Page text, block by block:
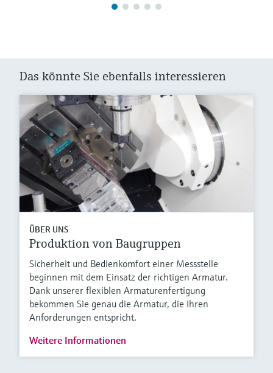
Das könnte Sie ebenfalls interessieren
ÜBER UNS
Produktion von Baugruppen
Sicherheit und Bedienkomfort einer Messstelle
beginnen mit dem Einsatz der richtigen Armatur.
Dank unserer flexiblen Armaturenfertigung
bekommen Sie genau die Armatur, die Ihren
Anforderungen entspricht.
Weitere Informationen